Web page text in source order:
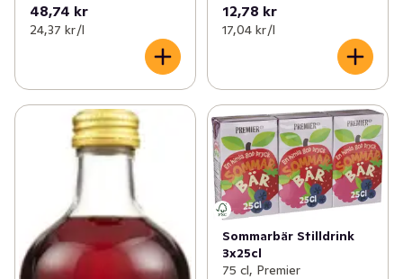
48,74 kr
24,37 kr /l
12,78 kr
17,04 kr /l
Sommarbär Stilldrink
3x25cl
75 cl, Premier